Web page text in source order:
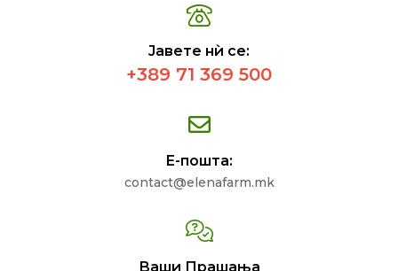
Јавете нѝ се:
+389 71 369 500
Е-пошта:
contact@elenafarm.mk
Ваши Прашања